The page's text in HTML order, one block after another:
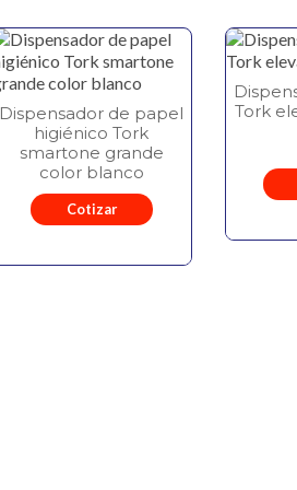
Dispensador de papel
higiénico Tork
smartone grande
color blanco
Cotizar
Tork